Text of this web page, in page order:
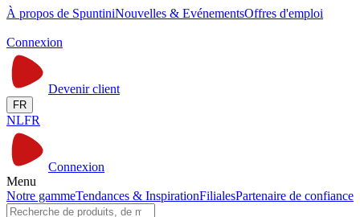
À propos de SpuntiniNouvelles & EvénementsOffres d'emploi
Connexion
Devenir client
FR
NLFR
Connexion
Menu
Notre gammeTendances & InspirationFilialesPartenaire de confiance